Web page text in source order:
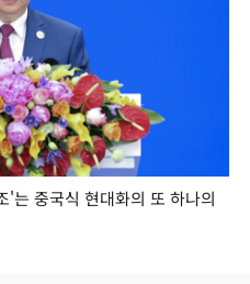
'는 중국식 현대화의 또 하나의